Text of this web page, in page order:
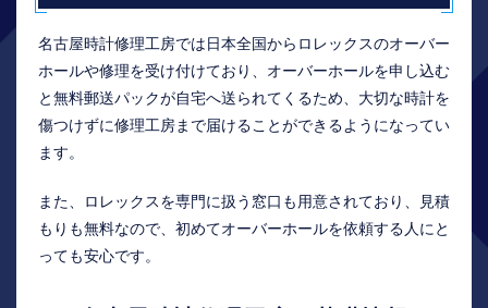
名古屋時計修理工房では日本全国からロレックスのオーバー
ホールや修理を受け付けており、オーバーホールを申し込む
と無料郵送パックが自宅へ送られてくるため、大切な時計を
傷つけずに修理工房まで届けることができるようになってい
ます。
また、ロレックスを専門に扱う窓口も用意されており、見積
もりも無料なので、初めてオーバーホールを依頼する人にと
っても安心です。